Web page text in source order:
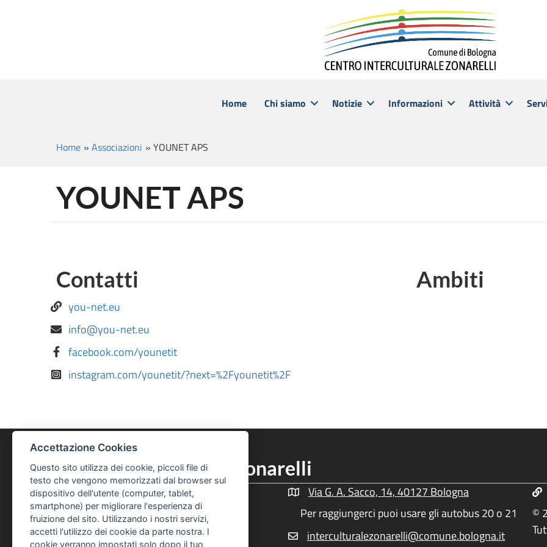
Home Chi siamo Notizie Informazioni Attività
Home » Associazioni » YOUNET APS
YOUNET APS
Contatti
you-net.eu
info@you-net.eu
facebook.com/younetit
instagram.com/younetit/?next=%2Fyounetit%2F
Ambiti
Centro Interculturale Zonarelli
Telefono Centro Culturale Zonarelli
051 219 6320
Telefono Centro Culturale Zonarelli
051 219 6325
Pagina Facebook Centro Zonarelli
Profilo Instagram Centro Zonarelli
Indirizzo Centro Culturale Zonarelli
Via G. A. Sacco, 14, 40127 Bologna
Per raggiungerci puoi usare gli autobus 20 o 21
Email Centro Interculturale Zonarelli
interculturalezonarelli@comune.bologna.it
©
Accettazione Cookies
Questo sito utilizza dei cookie, piccoli file di
testo che vengono memorizzati dal browser sul
dispositivo dell'utente (computer, tablet,
smartphone) per migliorare l'esperienza di
fruizione del sito. Utilizzando i nostri servizi,
accetti l'utilizzo dei cookie da parte nostra. I
cookie verranno impostati solo dopo il tuo